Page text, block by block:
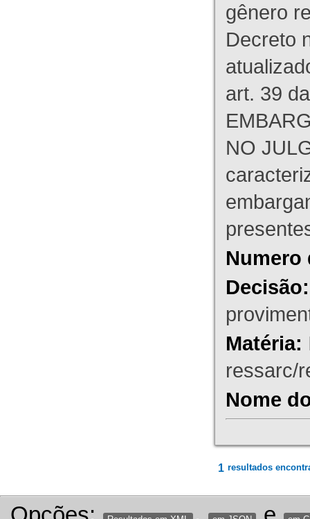
gênero
Decreto
art. 39
NO
Numero
Decisão:
Matéria:
ressarc/
Nome
1 resultados